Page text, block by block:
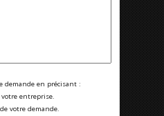
demande en précisant :
votre entreprise.
votre demande.